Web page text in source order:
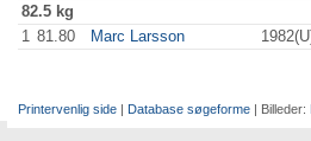
82.5 kg
1 81.80 Marc Larsson
Printervenlig side | Database søgeforme | Billeder: